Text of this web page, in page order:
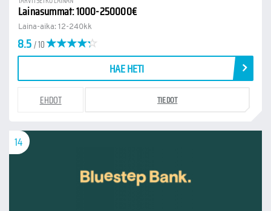
Lainasummat: 1000-250000€
Laina-aika: 12-240kk
8.5/ 10
HAE HETI
EHDOT TIEDOT
14